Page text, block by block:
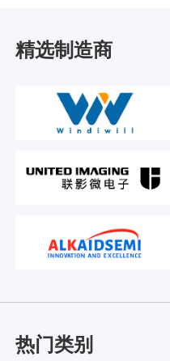
精选制造商
热门类别